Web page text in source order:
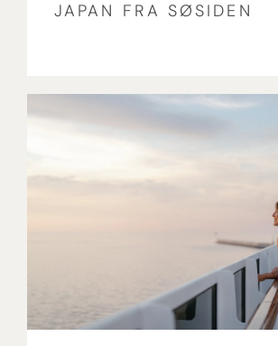
JAPAN FRA SØSIDEN